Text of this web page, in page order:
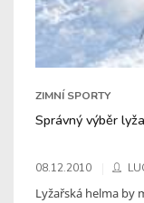
ZIMNÍ SPORTY
Správný výběr
08.12.2010
Lyžařská helma by